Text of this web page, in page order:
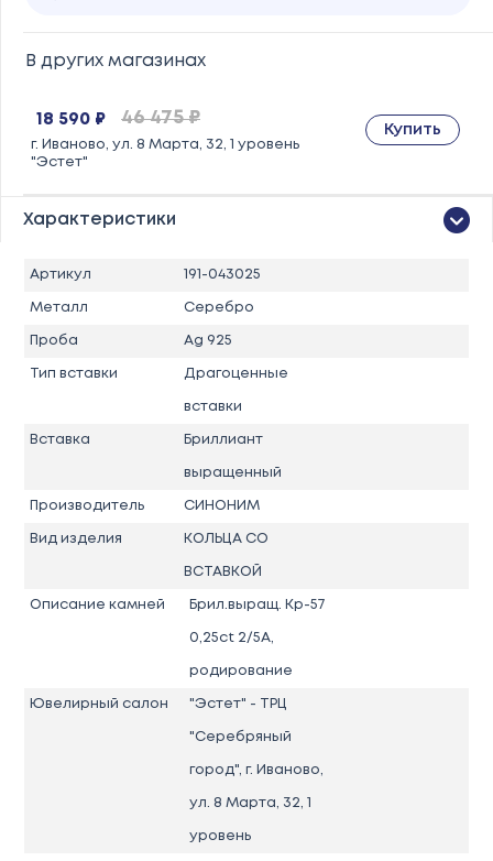
В других магазинах
18 590 ₽ 46 475 ₽
г. Иваново, ул. 8 Марта, 32, 1 уровень
"Эстет"
Купить
Характеристики
Артикул 191-043025
Металл Серебро
Проба Ag 925
Тип вставки Драгоценные
вставки
Вставка Бриллиант
выращенный
Производитель СИНОНИМ
Вид изделия КОЛЬЦА СО
ВСТАВКОЙ
Описание камней Брил.выращ. Кр-57
0,25ct 2/5А,
родирование
Ювелирный салон "Эстет" - ТРЦ
"Серебряный
город", г. Иваново,
ул. 8 Марта, 32, 1
уровень